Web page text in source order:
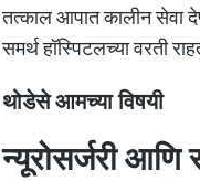
तत्काल आपात कालीन सेवा
समर्थ हॉस्पिटलच्या वरती
थोडेसे आमच्या विषयी
न्यूरोसर्जरी